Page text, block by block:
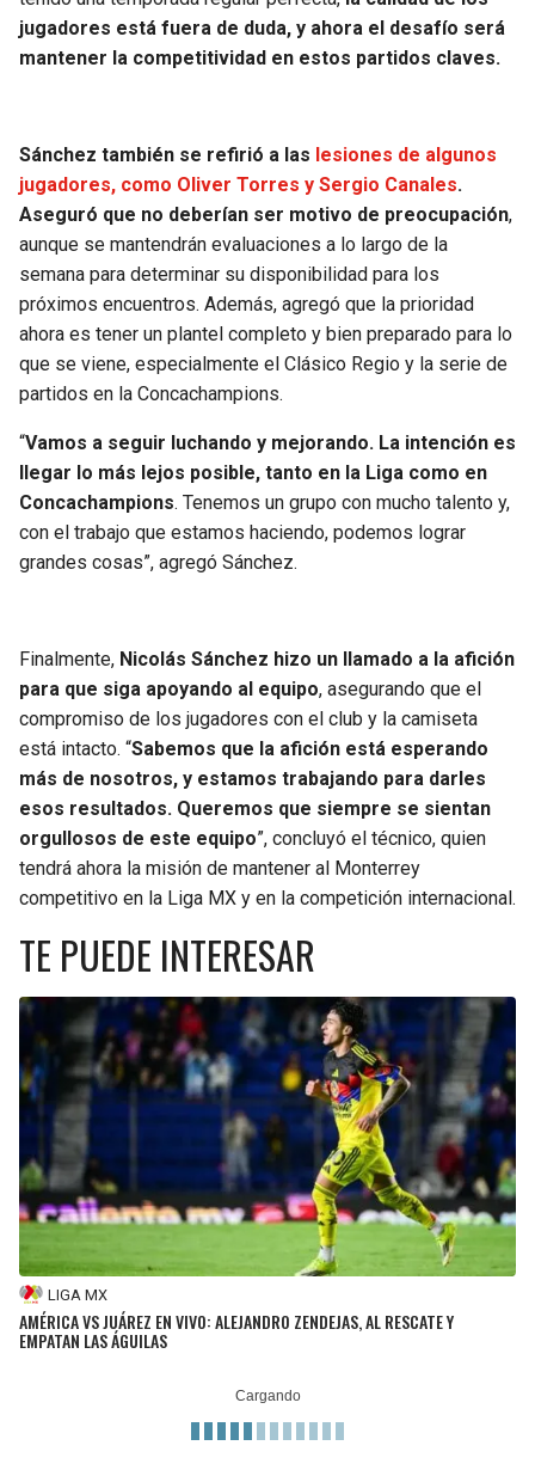
jugadores está fuera de duda, y ahora el desafío será
mantener la competitividad en estos partidos claves.
Sánchez también se refirió a las lesiones de algunos
jugadores, como Oliver Torres y Sergio Canales.
Aseguró que no deberían ser motivo de preocupación,
aunque se mantendrán evaluaciones a lo largo de la
semana para determinar su disponibilidad para los
próximos encuentros. Además, agregó que la prioridad
ahora es tener un plantel completo y bien preparado para lo
que se viene, especialmente el Clásico Regio y la serie de
partidos en la Concachampions.
“Vamos a seguir luchando y mejorando. La intención es
llegar lo más lejos posible, tanto en la Liga como en
Concachampions. Tenemos un grupo con mucho talento y,
con el trabajo que estamos haciendo, podemos lograr
grandes cosas”, agregó Sánchez.
Finalmente, Nicolás Sánchez hizo un llamado a la afición
para que siga apoyando al equipo, asegurando que el
compromiso de los jugadores con el club y la camiseta
está intacto. “Sabemos que la afición está esperando
más de nosotros, y estamos trabajando para darles
esos resultados. Queremos que siempre se sientan
orgullosos de este equipo”, concluyó el técnico, quien
tendrá ahora la misión de mantener al Monterrey
competitivo en la Liga MX y en la competición internacional.
TE PUEDE INTERESAR
LIGA MX
AMÉRICA VS JUÁREZ EN VIVO: ALEJANDRO ZENDEJAS, AL RESCATE Y
EMPATAN LAS ÁGUILAS